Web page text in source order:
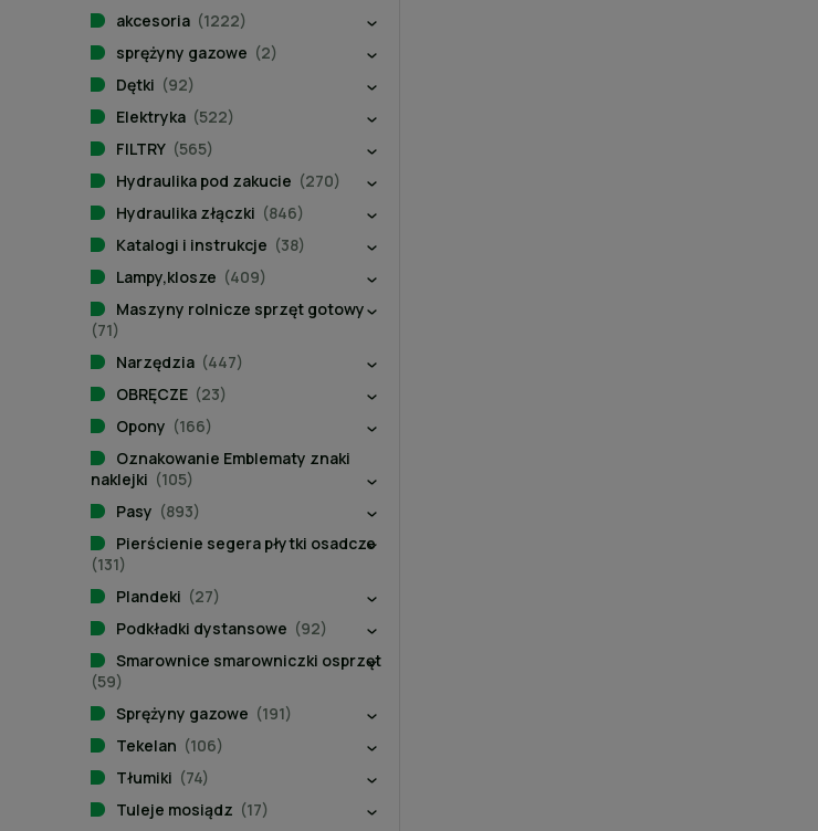
akcesoria (1222)
sprężyny gazowe (2)
Dętki (92)
Elektryka (522)
FILTRY (565)
Hydraulika pod zakucie (270)
Hydraulika złączki (846)
Katalogi i instrukcje (38)
Lampy,klosze (409)
Maszyny rolnicze sprzęt gotowy
(71)
Narzędzia (447)
OBRĘCZE (23)
Opony (166)
Oznakowanie Emblematy znaki
naklejki (105)
Pasy (893)
Pierścienie segera płytki osadcze
(131)
Plandeki (27)
Podkładki dystansowe (92)
Smarownice smarowniczki osprzęt
(59)
Sprężyny gazowe (191)
Tekelan (106)
Tłumiki (74)
Tuleje mosiądz (17)